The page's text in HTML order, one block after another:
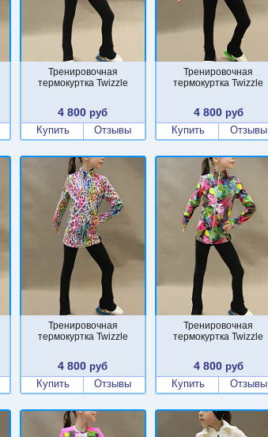
Тренировочная
термокуртка Twizzle
4 800 руб
Купить
Отзывы
Тренировочная
термокуртка Twizzle
4 800руб
Купить
Отзывы
Тренировочная
термокуртка Twizzle
4 800 руб
Купить
Отзывы
Тренировочная
термокуртка Twizzle
4 800руб
Купить
Отзывы